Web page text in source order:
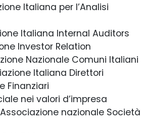
Italiana per l’Analisi
Italiana Internal Auditors
Investor Relation
Nazionale Comuni Italiani
Italiana Direttori
Finanziari
nei valori d’impresa
Associazione nazionale Società